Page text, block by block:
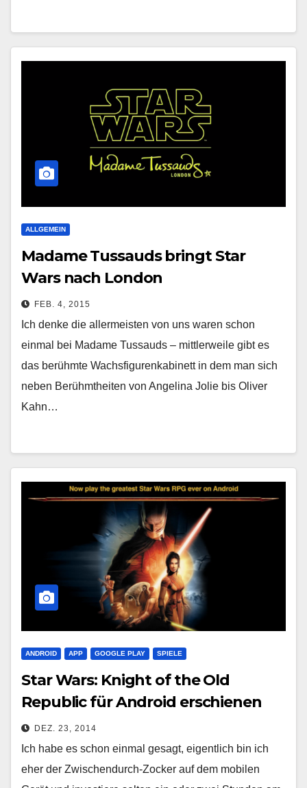
ALLGEMEIN
Madame Tussauds bringt Star
Wars nach London
FEB. 4, 2015
Ich denke die allermeisten von uns waren schon
einmal bei Madame Tussauds – mittlerweile gibt es
das berühmte Wachsfigurenkabinett in dem man sich
neben Berühmtheiten von Angelina Jolie bis Oliver
Kahn…
ANDROID APP GOOGLE PLAY SPIELE
Star Wars: Knight of the Old
Republic für Android erschienen
DEZ. 23, 2014
Ich habe es schon einmal gesagt, eigentlich bin ich
eher der Zwischendurch-Zocker auf dem mobilen